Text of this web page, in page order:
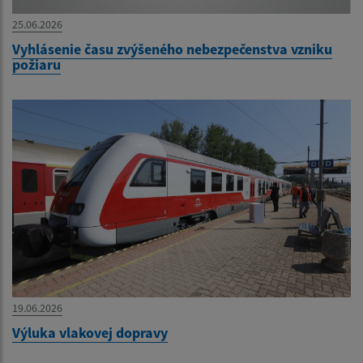
25.06.2026
Vyhlásenie času zvýšeného nebezpečenstva vzniku
požiaru
19.06.2026
Výluka vlakovej dopravy